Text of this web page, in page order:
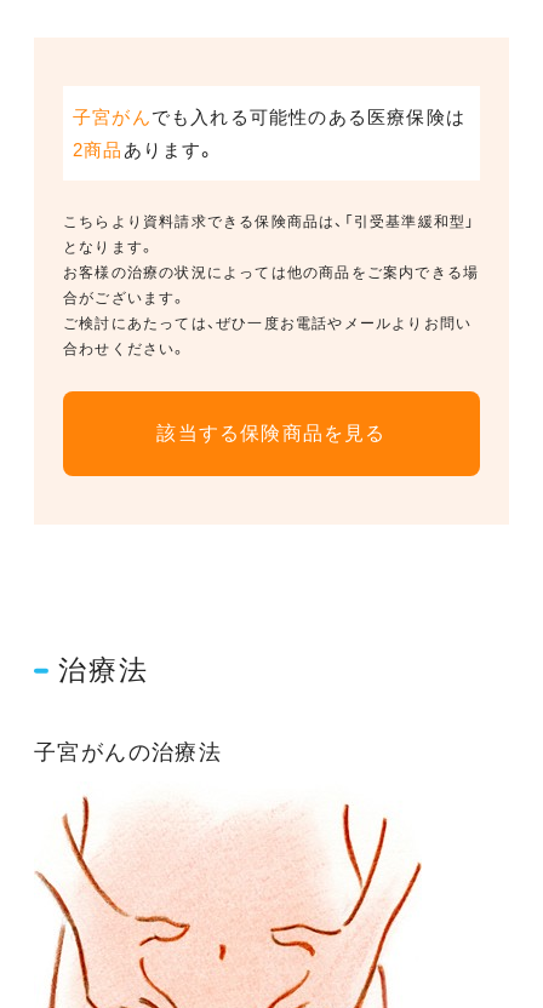
子宮がんでも入れる可能性のある医療保険は
2商品 あります。
こちらより資料請求できる保険商品は、「引受基準緩和型」
となります。
お客様の治療の状況によっては他の商品をご案内できる場
合がございます。
ご検討にあたっては、ぜひ一度お電話やメールよりお問い
合わせください。
該当する保険商品を見る
治療法
子宮がんの治療法